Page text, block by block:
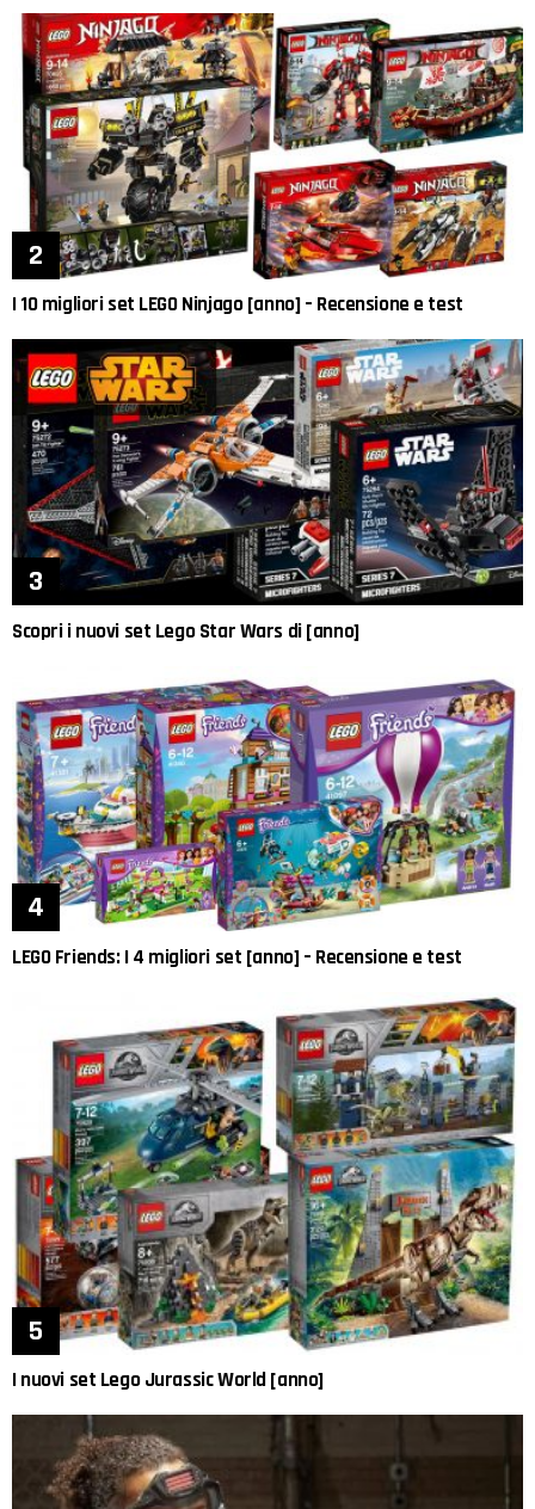
I 10 migliori set LEGO Ninjago [anno] – Recensione e test
Scopri i nuovi set Lego Star Wars di [anno]
LEGO Friends: I 4 migliori set [anno] – Recensione e test
I nuovi set Lego Jurassic World [anno]